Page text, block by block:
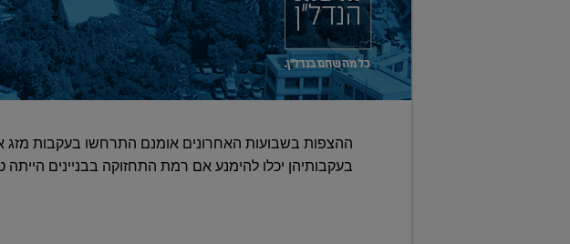
ההצפות בשבועות האחרונים אומנם התרחשו בעקבות מזג
בעקבותיהן יכלו להימנע אם רמת התחזוקה בבניינים הייתה